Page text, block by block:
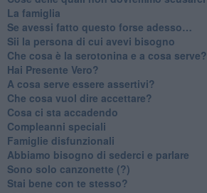
​La famiglia
​Se avessi fatto questo forse adesso…
​Sii la persona di cui avevi bisogno
Che cosa è la serotonina e a cosa serve?
​Hai Presente Vero?
A cosa serve essere assertivi?
​Che cosa vuol dire accettare?
​Cosa ci sta accadendo
​Compleanni speciali
​Famiglie disfunzionali
​Abbiamo bisogno di sederci e parlare
Sono solo canzonette (?)
​Stai bene con te stesso?